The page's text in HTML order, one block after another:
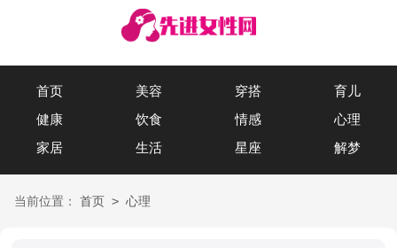
首页 美容 穿搭
育儿
健康
饮食 情感
心理
家居
生活 星座 解梦
当前位置： 首页 > 心理